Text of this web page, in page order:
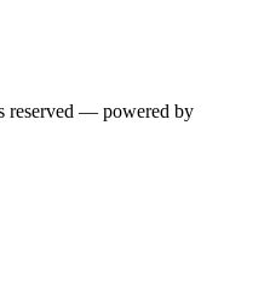
reserved — powered by